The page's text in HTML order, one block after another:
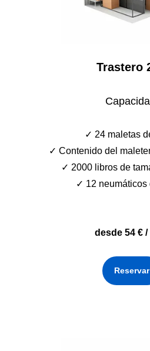
Trastero
✓ 24 maletas
✓ Contenido del
✓ 2000 libros de
✓ 12 neumáticos
desde 54 € /
Reservar